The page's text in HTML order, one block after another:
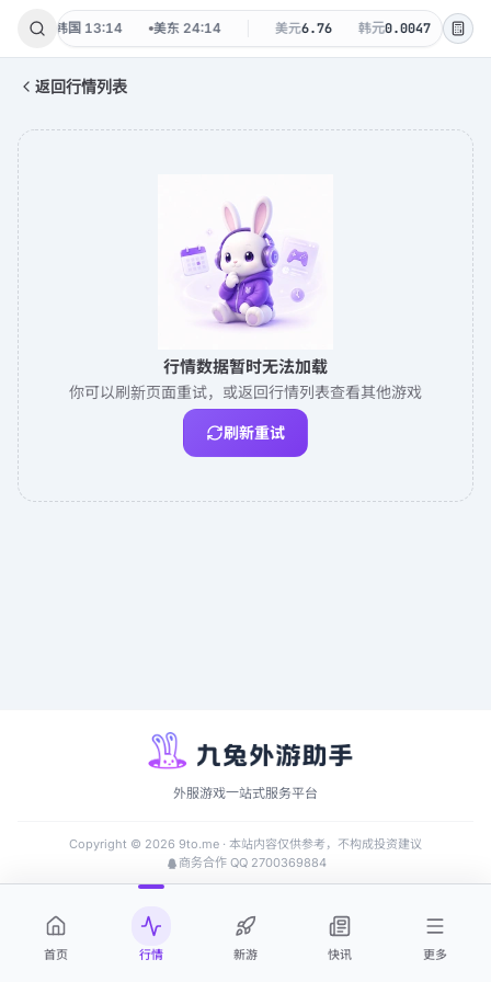
韩国 13:14 美东 24:14 美元6.76 韩元0.0047 台币
返回行情列表
行情数据暂时无法加载
你可以刷新页面重试，或返回行情列表查看其他游戏
刷新重试
外服游戏一站式服务平台
Copyright © 2026 9to.me · 本站内容仅供参考，不构成投资建议
商务合作 QQ 2700369884
首页 行情 新游 快讯 更多